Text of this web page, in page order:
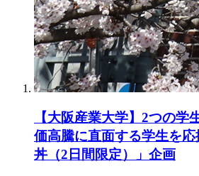
【大阪産業大学】2つの学
価高騰に直面する学生を
丼（2日間限定）」企画